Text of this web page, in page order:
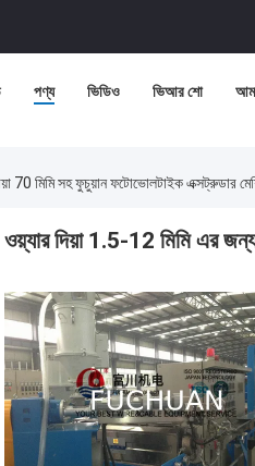
পণ্য ভিডিও ভিআর শো
70 মিমি সহ ফুচুয়ান ফটোভোলটাইক এক্সট্রুডার
ওয়্যার দিয়া 1.5-12 মিমি এর